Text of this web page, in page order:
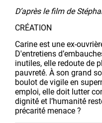
D’après le film de
CRÉATION
Carine est une ex-
D'entretiens
inutiles, elle redoute de
pauvreté́. À son grand
boulot de vigile en
emploi, elle doit lutter
dignité́ et l’humanité́
précarité́ menace ?